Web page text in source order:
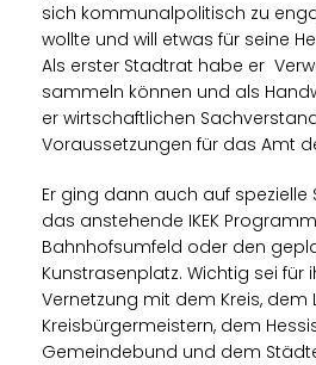
sich kommunalpolitisch zu
wollte und will etwas für seine
Als erster Stadtrat habe er
sammeln können und als
er wirtschaftlichen
Voraussetzungen für das Amt
Er ging dann auch auf spezielle
das anstehende IKEK
Bahnhofsumfeld oder den
Kunstrasenplatz. Wichtig sei für
Vernetzung mit dem Kreis, dem
Kreisbürgermeistern, dem
Gemeindebund und dem